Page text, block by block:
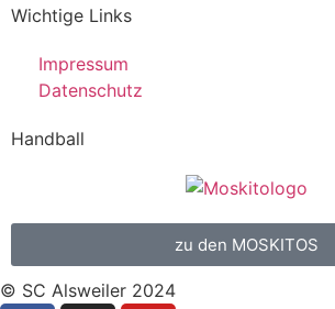
Wichtige Links
Impressum
Datenschutz
Handball
zu den MOSKITOS
© SC Alsweiler 2024